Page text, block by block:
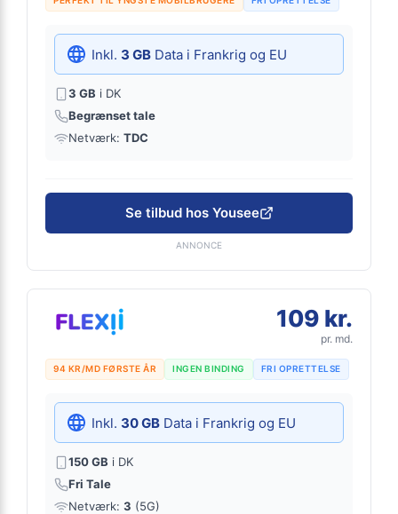
Inkl. 3 GB Data i Frankrig og EU
3 GB i DK
Begrænset tale
Netværk: TDC
Se tilbud hos Yousee
ANNONCE
109 kr.
pr. md.
94 KR/MD FØRSTE ÅR INGEN BINDING FRI OPRETTELSE
Inkl. 30 GB Data i Frankrig og EU
150 GB i DK
Fri Tale
Netværk: 3 (5G)